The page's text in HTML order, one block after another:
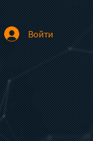
Войти